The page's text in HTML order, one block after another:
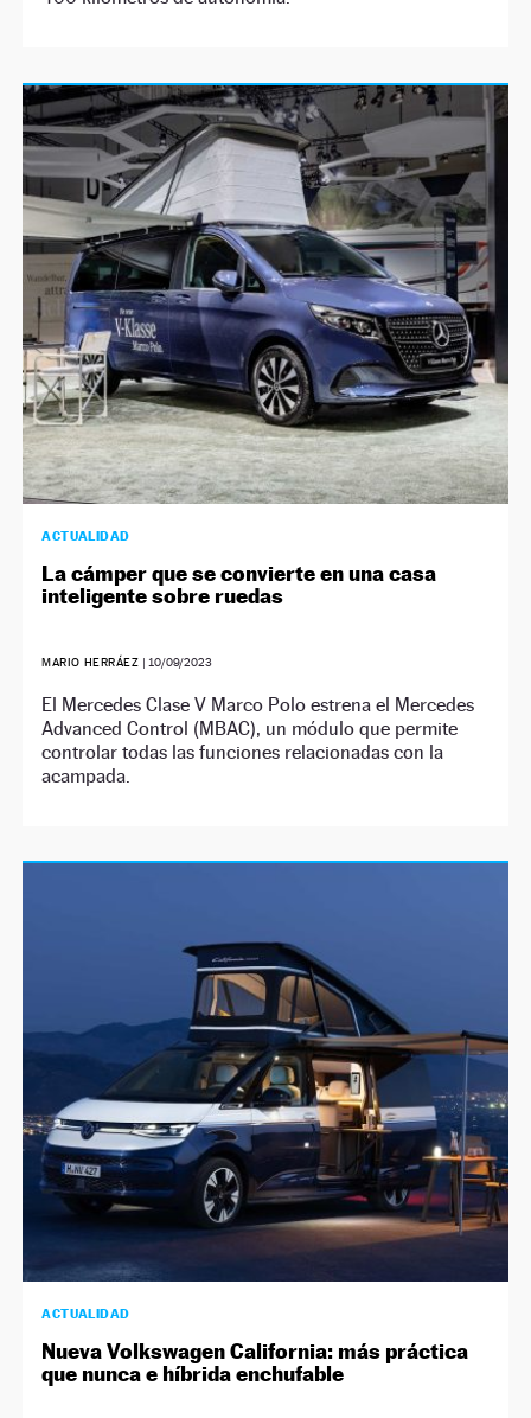
ACTUALIDAD
La cámper que se convierte en una casa
inteligente sobre ruedas
MARIO HERRÁEZ | 10/09/2023
El Mercedes Clase V Marco Polo estrena el Mercedes
Advanced Control (MBAC), un módulo que permite
controlar todas las funciones relacionadas con la
acampada.
ACTUALIDAD
Nueva Volkswagen California: más práctica
que nunca e híbrida enchufable